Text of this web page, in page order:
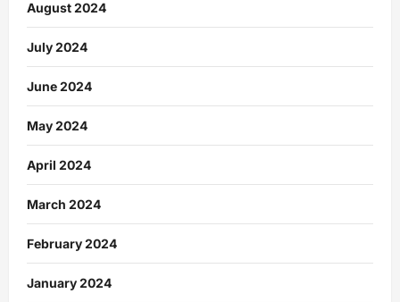
August 2024
July 2024
June 2024
May 2024
April 2024
March 2024
February 2024
January 2024